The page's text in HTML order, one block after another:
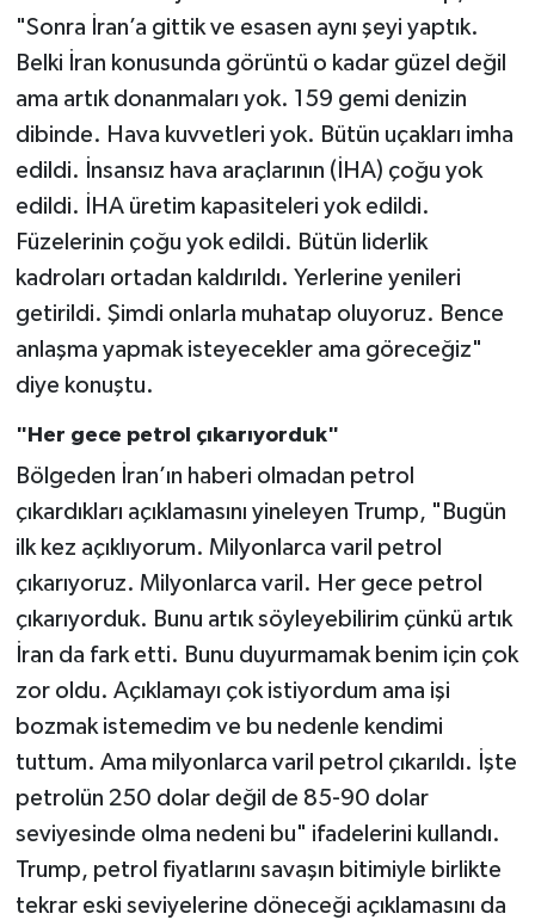
"Sonra İran’a gittik ve esasen aynı şeyi yaptık.
Belki İran konusunda görüntü o kadar güzel değil
ama artık donanmaları yok. 159 gemi denizin
dibinde. Hava kuvvetleri yok. Bütün uçakları imha
edildi. İnsansız hava araçlarının (İHA) çoğu yok
edildi. İHA üretim kapasiteleri yok edildi.
Füzelerinin çoğu yok edildi. Bütün liderlik
kadroları ortadan kaldırıldı. Yerlerine yenileri
getirildi. Şimdi onlarla muhatap oluyoruz. Bence
anlaşma yapmak isteyecekler ama göreceğiz"
diye konuştu.
"Her gece petrol çıkarıyorduk"
Bölgeden İran’ın haberi olmadan petrol
çıkardıkları açıklamasını yineleyen Trump, "Bugün
ilk kez açıklıyorum. Milyonlarca varil petrol
çıkarıyoruz. Milyonlarca varil. Her gece petrol
çıkarıyorduk. Bunu artık söyleyebilirim çünkü artık
İran da fark etti. Bunu duyurmamak benim için çok
zor oldu. Açıklamayı çok istiyordum ama işi
bozmak istemedim ve bu nedenle kendimi
tuttum. Ama milyonlarca varil petrol çıkarıldı. İşte
petrolün 250 dolar değil de 85-90 dolar
seviyesinde olma nedeni bu" ifadelerini kullandı.
Trump, petrol fiyatlarını savaşın bitimiyle birlikte
tekrar eski seviyelerine döneceği açıklamasını da